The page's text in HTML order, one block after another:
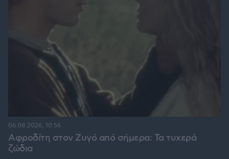
Αφροδίτη στον Ζυγό από σήμερα: Τα τυχερά
ζώδια
06.08.2026, 10:56